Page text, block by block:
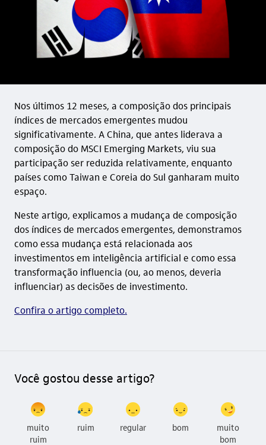
Nos últimos 12 meses, a composição dos principais
índices de mercados emergentes mudou
significativamente. A China, que antes liderava a
composição do MSCI Emerging Markets, viu sua
participação ser reduzida relativamente, enquanto
países como Taiwan e Coreia do Sul ganharam muito
espaço.
Neste artigo, explicamos a mudança de composição
dos índices de mercados emergentes, demonstramos
como essa mudança está relacionada aos
investimentos em inteligência artificial e como essa
transformação influencia (ou, ao menos, deveria
influenciar) as decisões de investimento.
Confira o artigo completo.
Você gostou desse artigo?
muito
ruim
ruim regular bom
muito
bom